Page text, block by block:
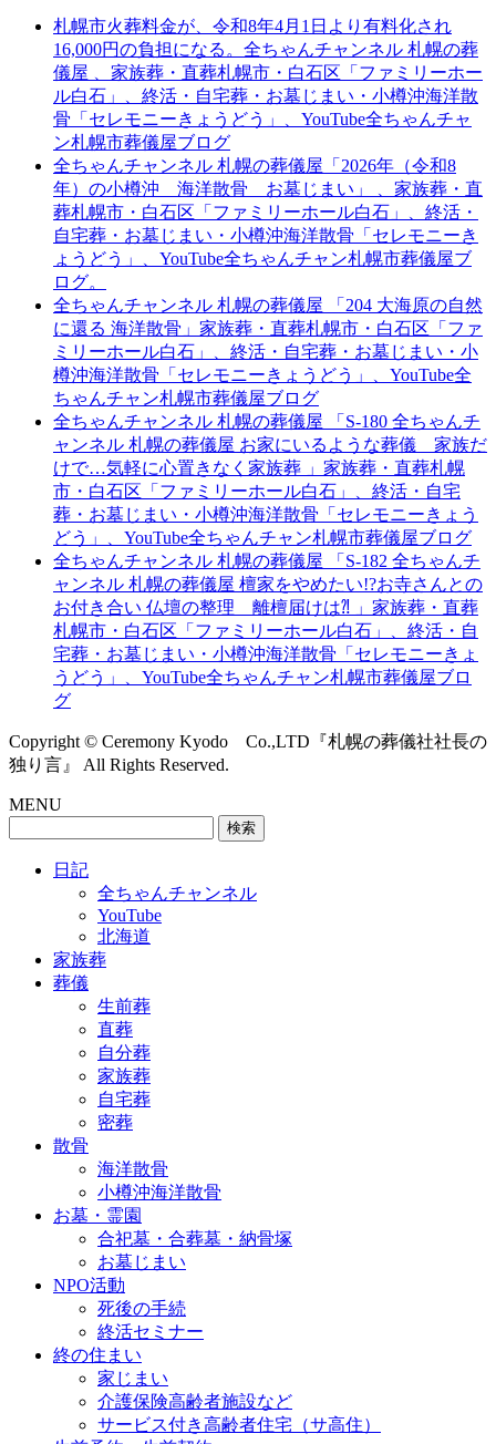
札幌市火葬料金が、令和8年4月1日より有料化され
16,000円の負担になる。全ちゃんチャンネル 札幌の葬
儀屋 、家族葬・直葬札幌市・白石区「ファミリーホー
ル白石」、終活・自宅葬・お墓じまい・小樽沖海洋散
骨「セレモニーきょうどう」、YouTube全ちゃんチャ
ン札幌市葬儀屋ブログ
全ちゃんチャンネル 札幌の葬儀屋「2026年（令和8
年）の小樽沖 海洋散骨 お墓じまい」 、家族葬・直
葬札幌市・白石区「ファミリーホール白石」、終活・
自宅葬・お墓じまい・小樽沖海洋散骨「セレモニーき
ょうどう」、YouTube全ちゃんチャン札幌市葬儀屋ブ
ログ。
全ちゃんチャンネル 札幌の葬儀屋 「204 大海原の自然
に還る 海洋散骨」家族葬・直葬札幌市・白石区「ファ
ミリーホール白石」、終活・自宅葬・お墓じまい・小
樽沖海洋散骨「セレモニーきょうどう」、YouTube全
ちゃんチャン札幌市葬儀屋ブログ
全ちゃんチャンネル 札幌の葬儀屋 「S-180 全ちゃんチ
ャンネル 札幌の葬儀屋 お家にいるような葬儀 家族だ
けで…気軽に心置きなく家族葬 」家族葬・直葬札幌
市・白石区「ファミリーホール白石」、終活・自宅
葬・お墓じまい・小樽沖海洋散骨「セレモニーきょう
どう」、YouTube全ちゃんチャン札幌市葬儀屋ブログ
全ちゃんチャンネル 札幌の葬儀屋 「S-182 全ちゃんチ
ャンネル 札幌の葬儀屋 檀家をやめたい!?お寺さんとの
お付き合い 仏壇の整理 離檀届けは⁈ 」家族葬・直葬
札幌市・白石区「ファミリーホール白石」、終活・自
宅葬・お墓じまい・小樽沖海洋散骨「セレモニーきょ
うどう」、YouTube全ちゃんチャン札幌市葬儀屋ブロ
グ
Copyright © Ceremony Kyodo Co.,LTD『札幌の葬儀社社長の
独り言』 All Rights Reserved.
MENU
日記
全ちゃんチャンネル
YouTube
北海道
家族葬
葬儀
生前葬
直葬
自分葬
家族葬
自宅葬
密葬
散骨
海洋散骨
小樽沖海洋散骨
お墓・霊園
合祀墓・合葬墓・納骨塚
お墓じまい
NPO活動
死後の手続
終活セミナー
終の住まい
家じまい
介護保険高齢者施設など
サービス付き高齢者住宅（サ高住）